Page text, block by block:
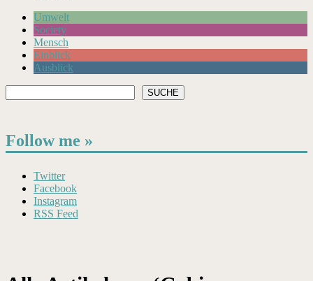
Umwelt
Society
Mensch
Einblick
Ausblick
SUCHE
Follow me »
Twitter
Facebook
Instagram
RSS Feed